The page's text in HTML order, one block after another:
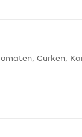
Gurken,